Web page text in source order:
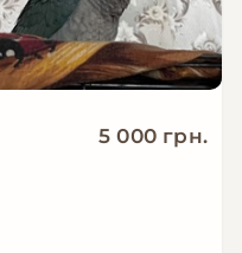
5 000 грн.